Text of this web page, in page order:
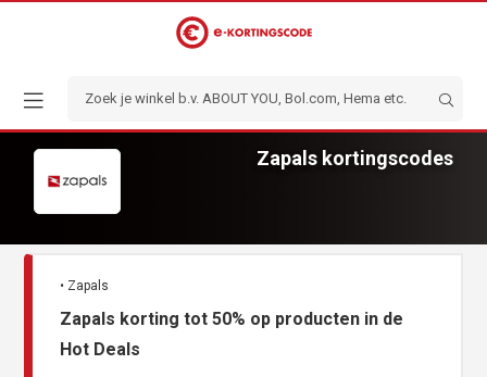
Zapals kortingscodes
• Zapals
Zapals korting tot 50% op producten in de
Hot Deals